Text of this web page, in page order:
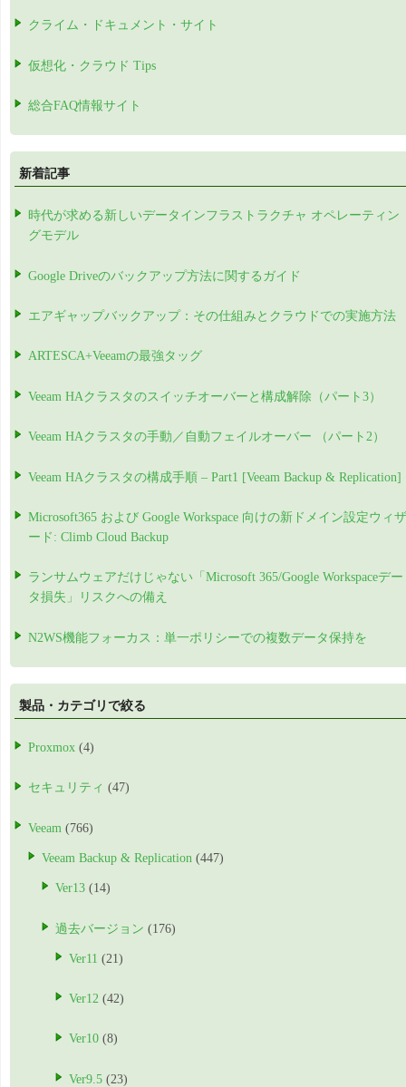
クライム・ドキュメント・サイト
仮想化・クラウド Tips
総合FAQ情報サイト
新着記事
時代が求める新しいデータインフラストラクチャ オペレーティン
グモデル
Google Driveのバックアップ方法に関するガイド
エアギャップバックアップ：その仕組みとクラウドでの実施方法
ARTESCA+Veeamの最強タッグ
Veeam HAクラスタのスイッチオーバーと構成解除（パート3）
Veeam HAクラスタの手動／自動フェイルオーバー （パート2）
Veeam HAクラスタの構成手順 – Part1 [Veeam Backup & Replication]
Microsoft365 および Google Workspace 向けの新ドメイン設定ウィザ
ード: Climb Cloud Backup
ランサムウェアだけじゃない「Microsoft 365/Google Workspaceデー
タ損失」リスクへの備え
N2WS機能フォーカス：単一ポリシーでの複数データ保持を
製品・カテゴリで絞る
Proxmox (4)
セキュリティ (47)
Veeam (766)
Veeam Backup & Replication (447)
Ver13 (14)
過去バージョン (176)
Ver11 (21)
Ver12 (42)
Ver10 (8)
Ver9.5 (23)